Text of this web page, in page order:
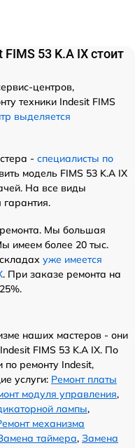
53 K.A IX стоит
центров,
техники Indesit FIMS
выделяется
- специалисты по
модель FIMS 53 K.A IX
На все виды
Мы большая
имеем более 20 тыс.
уже имеется
. При заказе ремонта на
наших мастеров - они
FIMS 53 K.A IX. По
ремонту Indesit,
услуги: Ремонт платы
модуля управления,
лампы,
механизма
таймера, Замена